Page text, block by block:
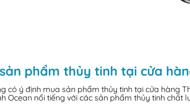
phẩm thủy tinh tại cửa
có ý định mua sản phẩm thủy tinh tại cửa hàng
Ocean nổi tiếng với các sản phẩm thủy tinh